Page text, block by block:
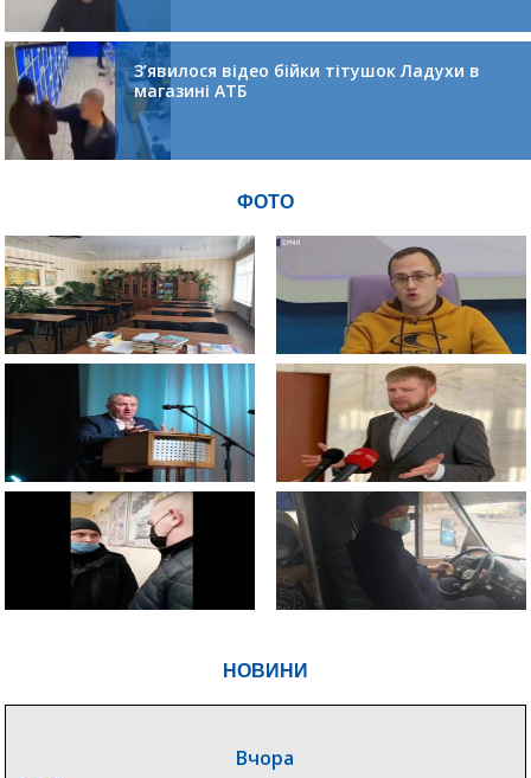
НОВИНИ
Вчора
З’явилося відео бійки тітушок Ладухи в
магазині АТБ
ФОТО